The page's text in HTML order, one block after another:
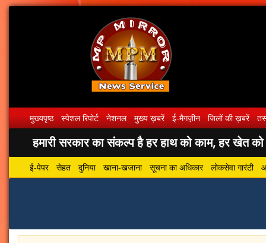
मुख्यपृष्ठ स्पेशल रिपोर्ट नेशनल मुख्य ख़बरें ई-मैगज़ीन जिलों की ख़बरें
हमारी सरकार का संकल्प है हर हाथ को काम, हर खेत को
ई-पेपर सेहत दुनिया खाना-खजाना सूचना का अधिकार लोकसेवा गारंटी